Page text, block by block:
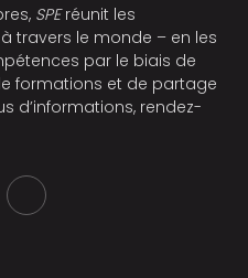
SPEréunit les
travers le monde – en les
par le biais de
formations et de partage
d’informations, rendez-